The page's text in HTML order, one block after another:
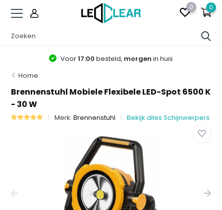
0 0
Voor17:00 besteld, morgen in huis
Home
Brennenstuhl Mobiele Flexibele LED-Spot 6500 K
- 30 W
Merk:Brennenstuhl Bekijk alles Schijnwerpers